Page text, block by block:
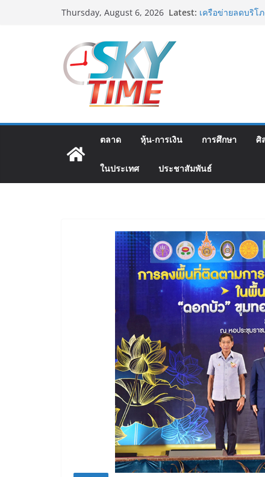
Thursday, August 6, 2026 Latest: เครือข่ายลดบริโ
“นายกแก้ว”จาก
ตลาด
หุ้น-การเงิน การศึกษา ศิ
ในประเทศ ประชาสัมพันธ์